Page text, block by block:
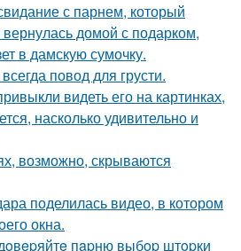
с парнем, который
домой с подарком,
в дамскую сумочку.
повод для грусти.
видеть его на картинках,
насколько удивительно и
возможно, скрываются
поделилась видео, в котором
окна.
пapню выбop штopки